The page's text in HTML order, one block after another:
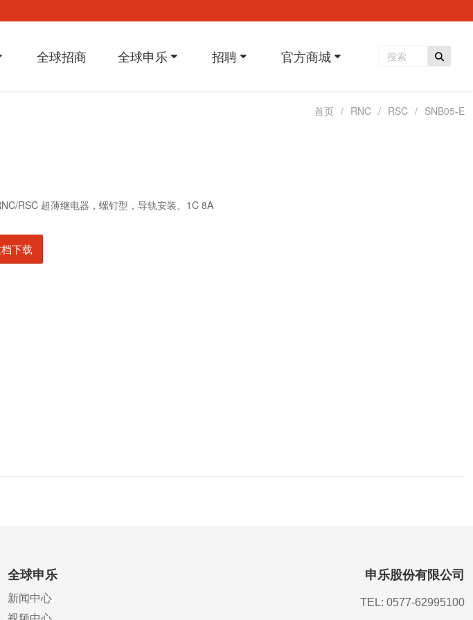
全球招商 全球申乐 招聘 官方商城
首页 RNC RSC SNB05-E
RSC 超薄继电器，螺钉型，导轨安装。 1C 8A
下载
全球申乐
新闻中心
申乐股份有限公司
TEL: 0577-62995100